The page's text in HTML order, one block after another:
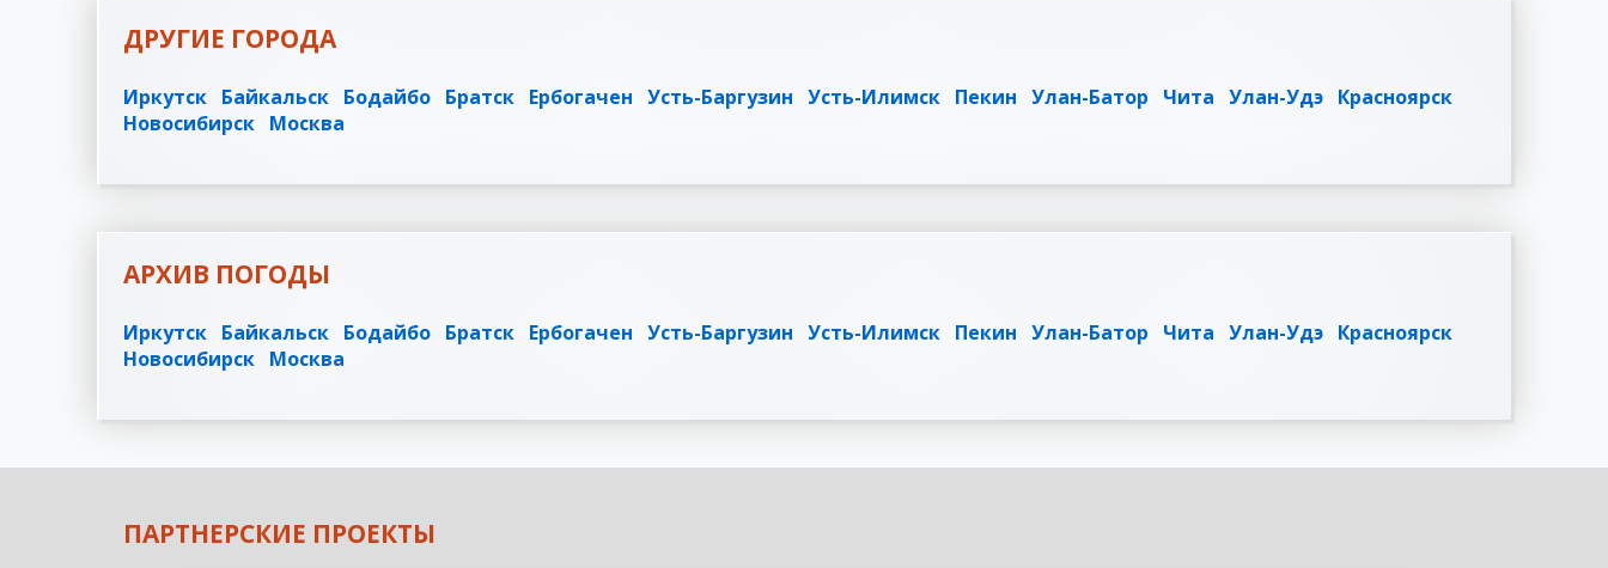
ДРУГИЕ ГОРОДА
Иркутск Байкальск Бодайбо Братск Ербогачен Усть-Баргузин Усть-Илимск Пекин Улан-Батор Чита Улан-Удэ Красноярск
Новосибирск Москва
АРХИВ ПОГОДЫ
Иркутск Байкальск Бодайбо Братск Ербогачен Усть-Баргузин Усть-Илимск Пекин Улан-Батор Чита Улан-Удэ Красноярск
Новосибирск Москва
ПАРТНЕРСКИЕ ПРОЕКТЫ